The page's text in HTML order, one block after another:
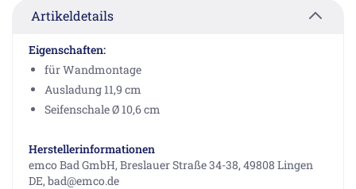
Artikeldetails
Eigenschaften:
für Wandmontage
Ausladung 11,9 cm
Seifenschale Ø 10,6 cm
Herstellerinformationen
emco Bad GmbH, Breslauer Straße 34-38, 49808 Lingen
DE, bad@emco.de